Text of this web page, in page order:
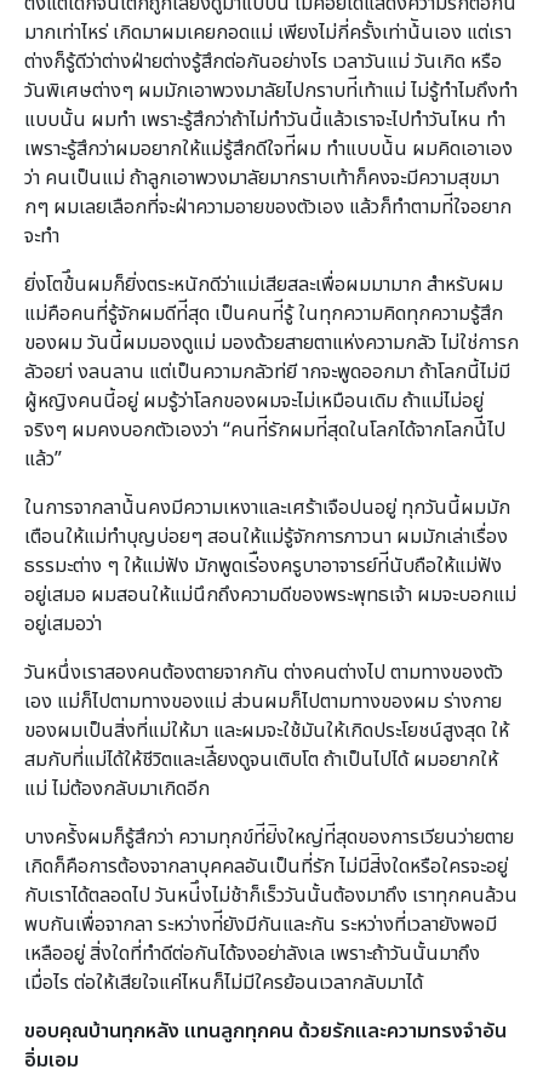
มากเท่าไหร่ เกิดมาผมเคยกอดแม่ เพียงไม่กี่ครั้งเท่าน้ันเอง แต่เรา
ต่างก็รู้ดีว่าต่างฝ่ายต่างรู้สึกต่อกันอย่างไร เวลาวันแม่ วันเกิด หรือ
วันพิเศษต่างๆ ผมมักเอาพวงมาลัยไปกราบท่ีเท้าแม่ ไม่รู้ทําไมถึงทํา
แบบนั้น ผมทํา เพราะรู้สึกว่าถ้าไม่ทําวันนี้แล้วเราจะไปทําวันไหน ทํา
เพราะรู้สึกว่าผมอยากให้แม่รู้สึกดีใจท่ีผม ทําแบบน้ัน ผมคิดเอาเอง
ว่า คนเป็นแม่ ถ้าลูกเอาพวงมาลัยมากราบเท้าก็คงจะมีความสุขมา
กๆ ผมเลยเลือกที่จะฝ่าความอายของตัวเอง แล้วก็ทําตามท่ีใจอยาก
จะทํา
ยิ่งโตข้ึนผมก็ยิ่งตระหนักดีว่าแม่เสียสละเพื่อผมมามาก สําหรับผม
แม่คือคนที่รู้จักผมดีท่ีสุด เป็นคนท่ีรู้ ในทุกความคิดทุกความรู้สึก
ของผม วันนี้ผมมองดูแม่ มองด้วยสายตาแห่งความกลัว ไม่ใช่การก
ลัวอยา่ งลนลาน แต่เป็นความกลัวท่ยี ากจะพูดออกมา ถ้าโลกนี้ไม่มี
ผู้หญิงคนนี้อยู่ ผมรู้ว่าโลกของผมจะไม่เหมือนเดิม ถ้าแม่ไม่อยู่
จริงๆ ผมคงบอกตัวเองว่า “คนท่ีรักผมท่ีสุดในโลกได้จากโลกน้ีไป
แล้ว”
ในการจากลาน้ันคงมีความเหงาและเศร้าเจือปนอยู่ ทุกวันนี้ผมมัก
เตือนให้แม่ทําบุญบ่อยๆ สอนให้แม่รู้จักการภาวนา ผมมักเล่าเรื่อง
ธรรมะต่าง ๆ ให้แม่ฟัง มักพูดเร่ืองครูบาอาจารย์ท่ีนับถือให้แม่ฟัง
อยู่เสมอ ผมสอนให้แม่นึกถึงความดีของพระพุทธเจ้า ผมจะบอกแม่
อยู่เสมอว่า
วันหนึ่งเราสองคนต้องตายจากกัน ต่างคนต่างไป ตามทางของตัว
เอง แม่ก็ไปตามทางของแม่ ส่วนผมก็ไปตามทางของผม ร่างกาย
ของผมเป็นสิ่งที่แม่ให้มา และผมจะใช้มันให้เกิดประโยชน์สูงสุด ให้
สมกับที่แม่ได้ให้ชีวิตและเล้ียงดูจนเติบโต ถ้าเป็นไปได้ ผมอยากให้
แม่ ไม่ต้องกลับมาเกิดอีก
บางคร้ังผมก็รู้สึกว่า ความทุกข์ท่ีย่ิงใหญ่ท่ีสุดของการเวียนว่ายตาย
เกิดก็คือการต้องจากลาบุคคลอันเป็นที่รัก ไม่มีส่ิงใดหรือใครจะอยู่
กับเราได้ตลอดไป วันหน่ึงไม่ช้าก็เร็ววันนั้นต้องมาถึง เราทุกคนล้วน
พบกันเพื่อจากลา ระหว่างท่ียังมีกันและกัน ระหว่างที่เวลายังพอมี
เหลืออยู่ สิ่งใดที่ทําดีต่อกันได้จงอย่าลังเล เพราะถ้าวันนั้นมาถึง
เมื่อไร ต่อให้เสียใจแค่ไหนก็ไม่มีใครย้อนเวลากลับมาได้
ขอบคุณบ้านทุกหลัง แทนลูกทุกคน ด้วยรักและความทรงจําอัน
อิ่มเอม